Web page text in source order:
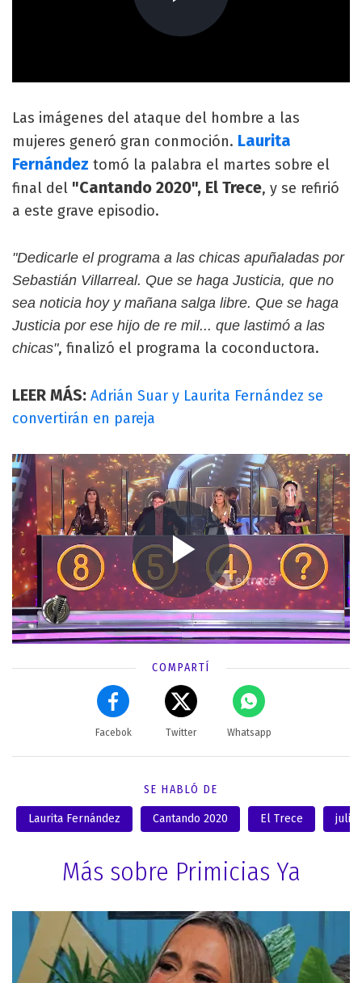
Las imágenes del ataque del hombre a las
mujeres generó gran conmoción. Laurita
Fernández tomó la palabra el martes sobre el
final del "Cantando 2020", El Trece, y se refirió
a este grave episodio.
"Dedicarle el programa a las chicas apuñaladas por
Sebastián Villarreal. Que se haga Justicia, que no
sea noticia hoy y mañana salga libre. Que se haga
Justicia por ese hijo de re mil... que lastimó a las
chicas", finalizó el programa la coconductora.
LEER MÁS: Adrián Suar y Laurita Fernández se
convertirán en pareja
COMPARTÍ
Facebok Twitter Whatsapp
SE HABLÓ DE
Laurita Fernández Cantando 2020 El Trece
Más sobre Primicias Ya